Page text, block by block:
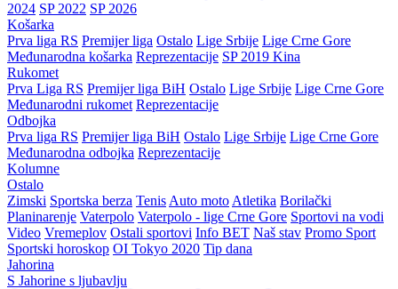
2024 SP 2022 SP 2026
Košarka
Prva liga RS Premijer liga Ostalo Lige Srbije Lige Crne Gore
Međunarodna košarka Reprezentacije SP 2019 Kina
Rukomet
Prva Liga RS Premijer liga BiH Ostalo Lige Srbije Lige Crne Gore
Međunarodni rukomet Reprezentacije
Odbojka
Prva liga RS Premijer liga BiH Ostalo Lige Srbije Lige Crne Gore
Međunarodna odbojka Reprezentacije
Kolumne
Ostalo
Zimski Sportska berza Tenis Auto moto Atletika Borilački
Planinarenje Vaterpolo Vaterpolo - lige Crne Gore Sportovi na vodi
Video Vremeplov Ostali sportovi Info BET Naš stav Promo Sport
Sportski horoskop OI Tokyo 2020 Tip dana
Jahorina
S Jahorine s ljubavlju